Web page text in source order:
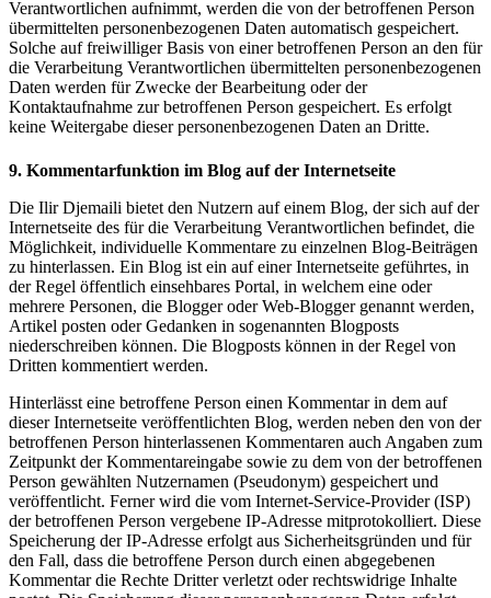
Verantwortlichen aufnimmt, werden die von der betroffenen Person
übermittelten personenbezogenen Daten automatisch gespeichert.
Solche auf freiwilliger Basis von einer betroffenen Person an den für
die Verarbeitung Verantwortlichen übermittelten personenbezogenen
Daten werden für Zwecke der Bearbeitung oder der
Kontaktaufnahme zur betroffenen Person gespeichert. Es erfolgt
keine Weitergabe dieser personenbezogenen Daten an Dritte.
9. Kommentarfunktion im Blog auf der Internetseite
Die Ilir Djemaili bietet den Nutzern auf einem Blog, der sich auf der
Internetseite des für die Verarbeitung Verantwortlichen befindet, die
Möglichkeit, individuelle Kommentare zu einzelnen Blog-Beiträgen
zu hinterlassen. Ein Blog ist ein auf einer Internetseite geführtes, in
der Regel öffentlich einsehbares Portal, in welchem eine oder
mehrere Personen, die Blogger oder Web-Blogger genannt werden,
Artikel posten oder Gedanken in sogenannten Blogposts
niederschreiben können. Die Blogposts können in der Regel von
Dritten kommentiert werden.
Hinterlässt eine betroffene Person einen Kommentar in dem auf
dieser Internetseite veröffentlichten Blog, werden neben den von der
betroffenen Person hinterlassenen Kommentaren auch Angaben zum
Zeitpunkt der Kommentareingabe sowie zu dem von der betroffenen
Person gewählten Nutzernamen (Pseudonym) gespeichert und
veröffentlicht. Ferner wird die vom Internet-Service-Provider (ISP)
der betroffenen Person vergebene IP-Adresse mitprotokolliert. Diese
Speicherung der IP-Adresse erfolgt aus Sicherheitsgründen und für
den Fall, dass die betroffene Person durch einen abgegebenen
Kommentar die Rechte Dritter verletzt oder rechtswidrige Inhalte